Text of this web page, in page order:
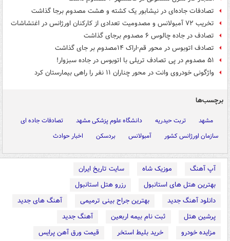
تصادفات جاده‌ای در نیشابور یک کشته و هشت مصدوم برجا گذاشت
تخریب ۷۲ آمبولانس و مصدومیت تعدادی از کارکنان اورژانس در اغتشاشات
تصادف در جاده چالوس ۶ مصدوم برجای گذاشت
تصادف اتوبوس در محور قم-اراک ۱۴مصدوم بر جای گذاشت
۵۱ مصدوم در پی تصادف تریلی با اتوبوس در جاده سبزوار!
واژگونی خودروی وانت در محور چناران ۱۱ نفر را راهی بیمارستان کرد
برچسب‌ها
مشهد تربت حیدریه دانشگاه علوم پزشکی مشهد
تصادفات جاده ای
سازمان اورژانس کشور
آمبولانس بردسکن اخبار حوادث
آپ آهنگ موزیک شاه
سایت تاریخ ایران
بهترین هتل های استانبول
رزرو هتل استانبول
دانلود آهنگ جدید
بهترین جراح بینی ترمیمی
آهنگ های جدید
پرشین هتل
ثبت نام بیمه اربعین
آهنگ جدید
مزایده خودرو
خرید بلیط استخر
قیمت ورق آهن پرایس